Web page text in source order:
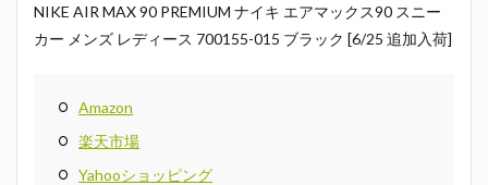
NIKE AIR MAX 90 PREMIUM ナイキ エアマックス90 スニー
カー メンズ レディース 700155-015 ブラック [6/25 追加入荷]
Amazon
楽天市場
Yahooショッピング